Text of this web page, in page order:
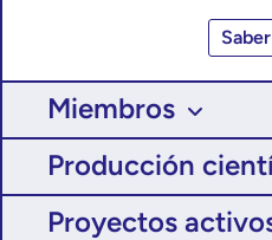
Miembros
Producción
Proyectos